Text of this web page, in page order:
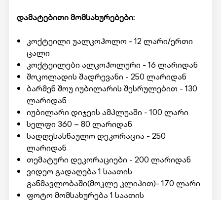
დამატებითი მომსახურებები:
კოქტეილი უალკოჰოლო - 12 ლარი/ერთი
ცალი
კოქტეილები ალკოჰოლური - 16 ლარიდან
შოკოლადის შადრევანი - 250 ლარიდან
ბარმენ შოუ იუბილარის შესრულებით - 130
ლარიდან
იუბილარი დიჯეის ამპლუაში - 100 ლარი
სელფი 360 – 80 ლარიდან
სადღესასწაულო დეკორაცია - 250
ლარიდან
თემატური დეკორაციები - 200 ლარიდან
ვიდეო გადაღება 1 საათის
განმავლობაში(მოკლე კლიპით)- 170 ლარი
ფოტო მომსახურება 1 საათის